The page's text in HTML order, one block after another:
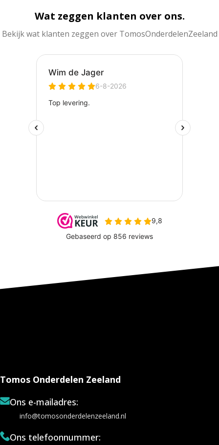
Wat zeggen klanten over ons.
Bekijk wat klanten zeggen over TomosOnderdelenZeeland
Tomos Onderdelen Zeeland
Ons e-mailadres:
info@tomosonderdelenzeeland.nl
Ons telefoonnummer: